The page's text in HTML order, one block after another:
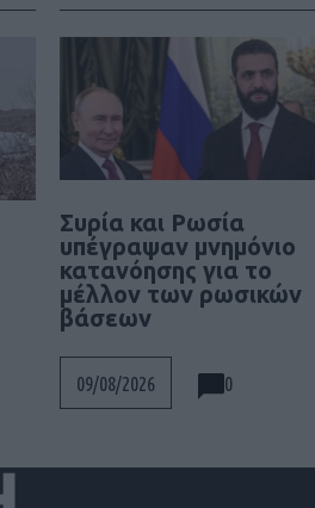
Συρία και Ρωσία
υπέγραψαν μνημόνιο
κατανόησης για το
μέλλον των ρωσικών
βάσεων
09/08/2026 0